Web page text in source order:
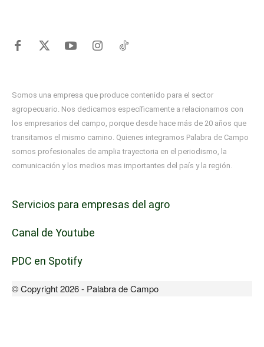
Somos una empresa que produce contenido para el sector
agropecuario. Nos dedicamos específicamente a relacionarnos con
los empresarios del campo, porque desde hace más de 20 años que
transitamos el mismo camino. Quienes integramos Palabra de Campo
somos profesionales de amplia trayectoria en el periodismo, la
comunicación y los medios mas importantes del país y la región.
Servicios para empresas del agro
Canal de Youtube
PDC en Spotify
© Copyright 2026 - Palabra de Campo